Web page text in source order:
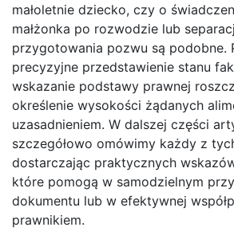
małoletnie dziecko, czy o
małżonka po rozwodzie lub
przygotowania pozwu są podobne.
precyzyjne przedstawienie stanu
wskazanie podstawy prawnej
określenie wysokości żądanych
uzasadnieniem. W dalszej części
szczegółowo omówimy każdy z
dostarczając praktycznych
które pomogą w samodzielnym
dokumentu lub w efektywnej
prawnikiem.